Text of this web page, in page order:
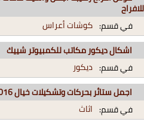
للافراح
في قسم: كوشات أعراس
اشكال ديكور مكاتب للكمبيوتر شييك
في قسم: ديكور
اجمل ستائر بحركات وتشكيلات خيال 2016 للمجالس والصالات والمطبخ
في قسم: اثاث